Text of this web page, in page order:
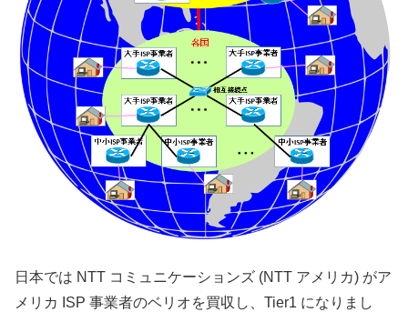
日本では NTT コミュニケーションズ (NTT アメリカ) がア
メリカ ISP 事業者のベリオを買収し、Tier1 になりまし